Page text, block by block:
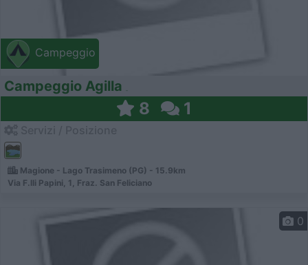
Campeggio
Campeggio Agilla
8 1
Magione - Lago Trasimeno (PG) - 15.9km
Via F.lli Papini, 1, Fraz. San Feliciano
0